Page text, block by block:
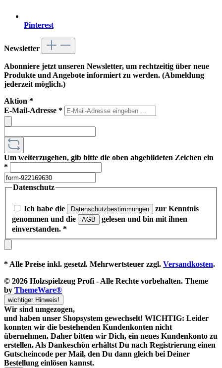
Pinterest
Newsletter
Abonniere jetzt unseren Newsletter, um rechtzeitig über neue
Produkte und Angebote informiert zu werden. (Abmeldung
jederzeit möglich.)
Aktion *
E-Mail-Adresse *
Um weiterzugehen, gib bitte die oben abgebildeten Zeichen ein
*
Datenschutz
Ich habe die Datenschutzbestimmungen
zur Kenntnis
genommen und die
AGB
gelesen und bin mit ihnen
einverstanden. *
* Alle Preise inkl. gesetzl. Mehrwertsteuer zzgl. Versandkosten.
© 2026 Holzspielzeug Profi - Alle Rechte vorbehalten. Theme
by ThemeWare®
wichtiger Hinweis!
Wir sind umgezogen,
und haben unser Shopsystem gewechselt! WICHTIG: Leider
konnten wir die bestehenden Kundenkonten nicht
übernehmen. Daher bitten wir Dich, ein neues Kundenkonto zu
erstellen. Als Dankeschön erhältst Du nach Registrierung einen
Gutscheincode per Mail, den Du dann gleich bei Deiner
Bestellung einlösen kannst.